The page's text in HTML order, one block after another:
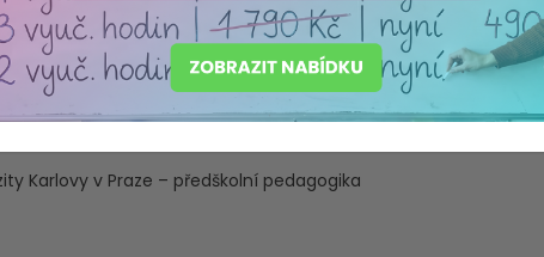
realizaci ŠVP v MŠ, efektivní evaluaci dítěte, práci se
Karlovy v Praze – předškolní pedagogika